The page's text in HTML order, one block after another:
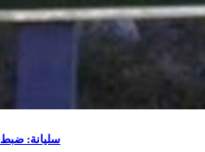
سليانة: ضبط